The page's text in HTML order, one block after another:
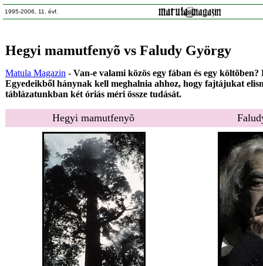
1995-2006, 11. évf.
Hegyi mamutfenyõ vs Faludy György
Matula Magazin - Van-e valami közös egy fában és egy
Egyedeikből hánynak kell meghalnia ahhoz, hogy fajtájukat
táblázatunkban két óriás méri össze tudását.
Hegyi mamutfenyõ